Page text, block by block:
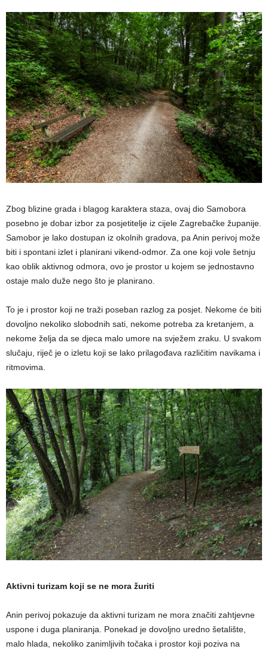
Zbog blizine grada i blagog karaktera staza, ovaj dio Samobora
posebno je dobar izbor za posjetitelje iz cijele Zagrebačke županije.
Samobor je lako dostupan iz okolnih gradova, pa Anin perivoj može
biti i spontani izlet i planirani vikend-odmor. Za one koji vole šetnju
kao oblik aktivnog odmora, ovo je prostor u kojem se jednostavno
ostaje malo duže nego što je planirano.
To je i prostor koji ne traži poseban razlog za posjet. Nekome će biti
dovoljno nekoliko slobodnih sati, nekome potreba za kretanjem, a
nekome želja da se djeca malo umore na svježem zraku. U svakom
slučaju, riječ je o izletu koji se lako prilagođava različitim navikama i
ritmovima.
Aktivni turizam koji se ne mora žuriti
Anin perivoj pokazuje da aktivni turizam ne mora značiti zahtjevne
uspone i duga planiranja. Ponekad je dovoljno uredno šetalište,
malo hlada, nekoliko zanimljivih točaka i prostor koji poziva na